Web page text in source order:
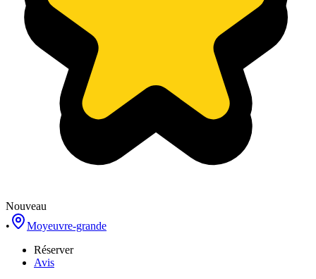
Nouveau
•
Moyeuvre-grande
Réserver
Avis